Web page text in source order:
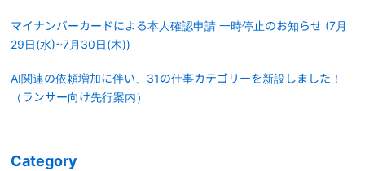
マイナンバーカードによる本人確認申請 一時停止のお知らせ (7月
29日(水)~7月30日(木))
AI関連の依頼増加に伴い、31の仕事カテゴリーを新設しました！
（ランサー向け先行案内）
Category